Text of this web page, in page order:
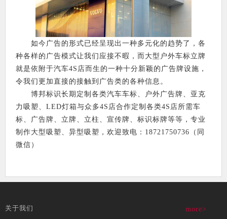
如今广告的形式已经呈现出一种多元化的趋势了，各
种各样的广告模式让我们应接不暇，而大型户外车标立牌
就是依附于汽车4S店而生的一种十分新颖的广告牌设施，
令我们更加直接的接触到广告类的各种信息。
博邦标识长期定制各类汽车车标、户外广告牌、亚克
力吸塑、LED灯箱与众多4S店合作定制各类4S店所需车
标、广告牌、立牌、立柱、宣传牌、标识标牌等等，专业
制作大型吸塑、异型吸塑，欢迎致电：18721750736（同
微信）
关于我们 more>